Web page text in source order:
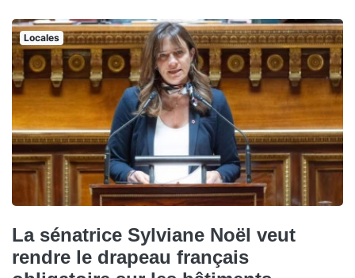
Locales
La sénatrice Sylviane Noël veut
rendre le drapeau français